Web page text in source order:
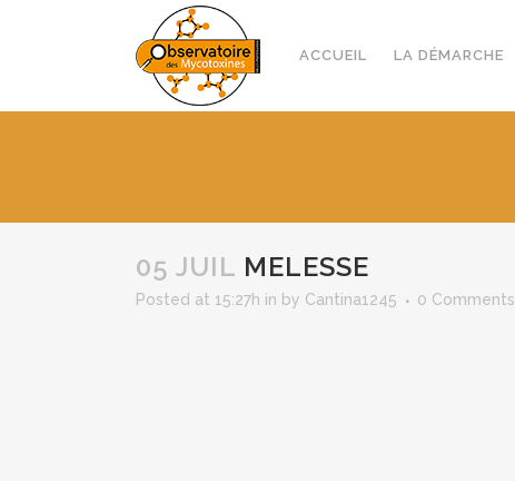
ACCUEIL LA DÉMARCHE
05 JUIL MELESSE
Posted at 15:27h in by Cantina1245 0 Comments